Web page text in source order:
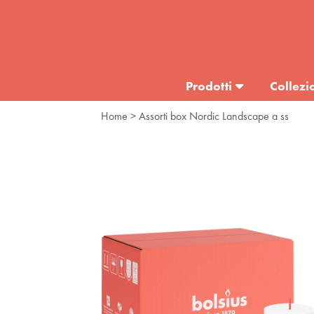
Prodotti
Home > Assorti box Nordic Landscape a ss